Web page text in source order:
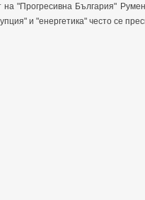
на "Прогресивна България"
и "енергетика" често се